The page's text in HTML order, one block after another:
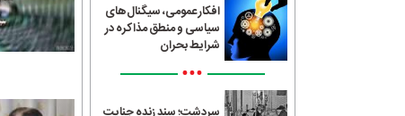
افکار عمومی، سیگنال‌های
سیاسی و منطق مذاکره در
شرایط بحران
•••